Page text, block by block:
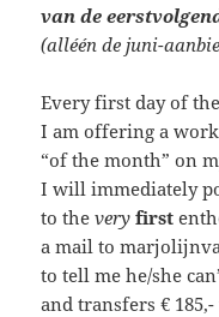
van de
(alléén de juni-
Every first day of
I am offering a
“of the month” on
I will immediately
to theveryfirst
a mail to
to tell me he/she
and transfers € 185,-